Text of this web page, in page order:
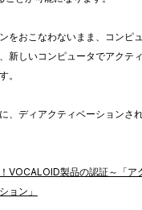
をおこなわないまま、コンピ
新しいコンピュータでアクテ
。
、ディアクティベーションさ
VOCALOID製品の認証～「ア
ョン」